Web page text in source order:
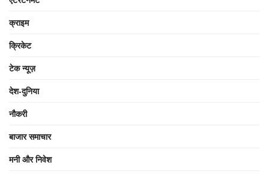
क्राइम
क्रिकेट
टेक न्यूज़
देश-दुनिया
नौकरी
बाजार समाचार
मनी और निवेश